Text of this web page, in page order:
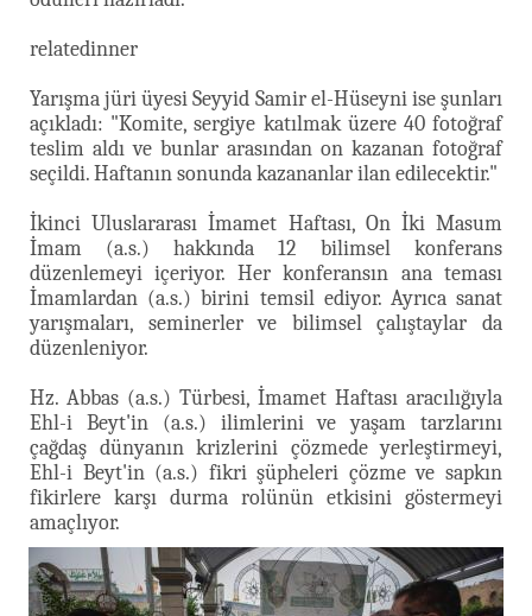
relatedinner
Yarışma jüri üyesi Seyyid Samir el-Hüseyni ise şunları
açıkladı: "Komite, sergiye katılmak üzere 40 fotoğraf
teslim aldı ve bunlar arasından on kazanan fotoğraf
seçildi. Haftanın sonunda kazananlar ilan edilecektir."
İkinci Uluslararası İmamet Haftası, On İki Masum
İmam (a.s.) hakkında 12 bilimsel konferans
düzenlemeyi içeriyor. Her konferansın ana teması
İmamlardan (a.s.) birini temsil ediyor. Ayrıca sanat
yarışmaları, seminerler ve bilimsel çalıştaylar da
düzenleniyor.
Hz. Abbas (a.s.) Türbesi, İmamet Haftası aracılığıyla
Ehl-i Beyt'in (a.s.) ilimlerini ve yaşam tarzlarını
çağdaş dünyanın krizlerini çözmede yerleştirmeyi,
Ehl-i Beyt'in (a.s.) fikri şüpheleri çözme ve sapkın
fikirlere karşı durma rolünün etkisini göstermeyi
amaçlıyor.